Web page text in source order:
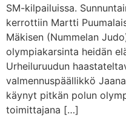
SM-kilpailuissa.
kerrottiin Martti
Mäkisen (Nummelan
olympiakarsinta heidän
Urheiluruudun
valmennuspäällikkö
käynyt pitkän polun
toimittajana […]